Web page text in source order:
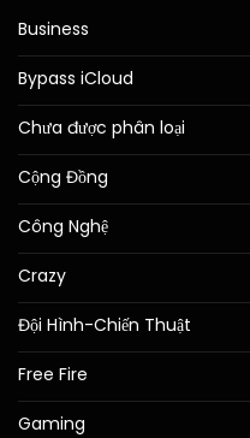
Business
Bypass iCloud
Chưa được phân loại
Cộng Đồng
Công Nghệ
Crazy
Đội Hình-Chiến Thuật
Free Fire
Gaming